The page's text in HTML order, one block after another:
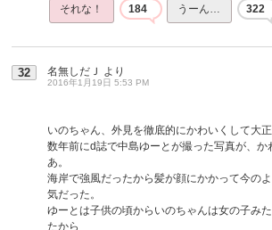
それな！ 184 うーん… 322
32 名無しだＪ より
2016年1月19日 5:53 PM
いのちゃん、外見を徹底的にかわいくして大正
数年前にd誌で中島ゆーとが撮った写真が、か
あ。
海岸で強風だったから髪が顔にかかって今の
気だった。
ゆーとは子供の頃からいのちゃんは女の子み
たから